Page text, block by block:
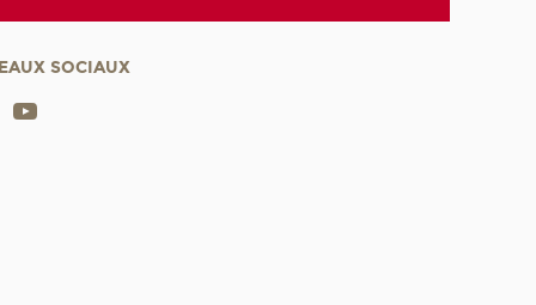
SOCIAUX